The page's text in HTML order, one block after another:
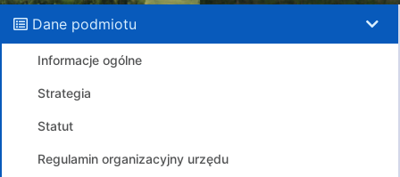
Dane podmiotu
Informacje ogólne
Strategia
Statut
Regulamin organizacyjny urzędu